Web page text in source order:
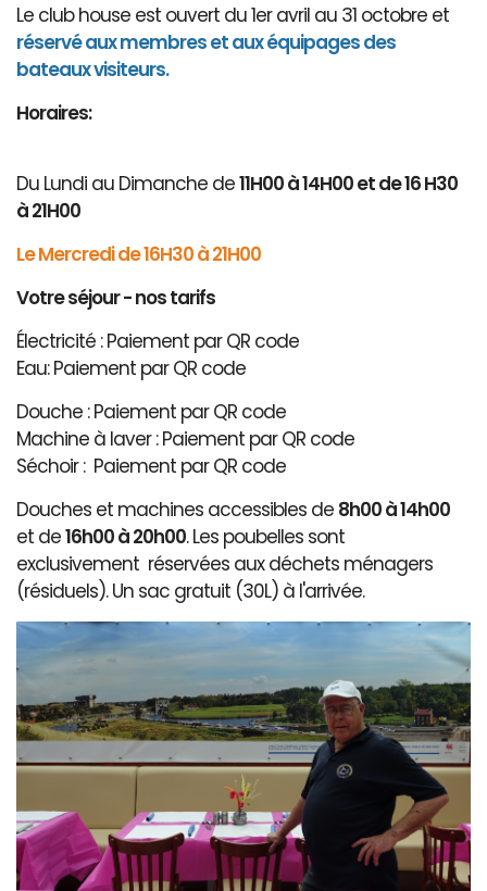
Le club house est ouvert du 1er avril au 31 octobre et
réservé aux membres et aux équipages des
bateaux visiteurs.
Horaires:
Du Lundi au Dimanche de11H00 à 14H00 et de 16 H30
à 21H00
Le Mercredi de 16H30 à 21H00
Votre séjour - nos tarifs
Électricité : Paiement par QR code
Eau: Paiement par QR code
Douche : Paiement par QR code
Machine à laver : Paiement par QR code
Séchoir : Paiement par QR code
Douches et machines accessibles de 8h00 à 14h00
et de16h00 à 20h00. Les poubelles sont
exclusivement réservées aux déchets ménagers
(résiduels). Un sac gratuit (30L) à l'arrivée.